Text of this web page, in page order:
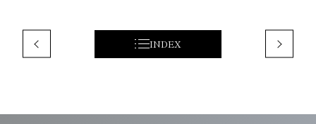
INDEX